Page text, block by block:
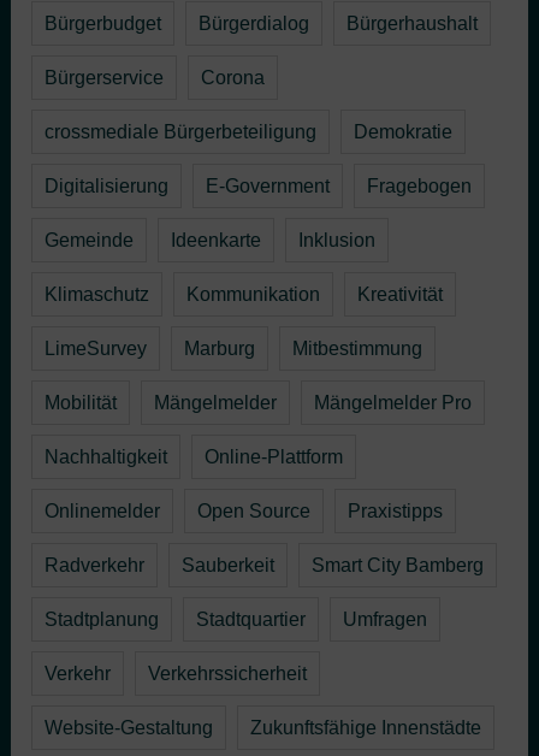
Bürgerbudget Bürgerdialog Bürgerhaushalt
Bürgerservice Corona
crossmediale Bürgerbeteiligung Demokratie
Digitalisierung E-Government Fragebogen
Gemeinde Ideenkarte Inklusion
Klimaschutz Kommunikation Kreativität
LimeSurvey Marburg Mitbestimmung
Mobilität Mängelmelder Mängelmelder Pro
Nachhaltigkeit Online-Plattform
Onlinemelder Open Source Praxistipps
Radverkehr Sauberkeit Smart City Bamberg
Stadtplanung Stadtquartier Umfragen
Verkehr Verkehrssicherheit
Website-Gestaltung Zukunftsfähige Innenstädte